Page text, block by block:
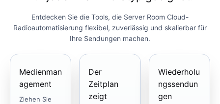
Entdecken Sie die Tools, die Server Room Cloud-
Radioautomatisierung flexibel, zuverlässig und skalierbar für
Ihre Sendungen machen.
Medienman
agement
Ziehen Sie
Der
Zeitplan
zeigt
Wiederholu
ngssendun
gen